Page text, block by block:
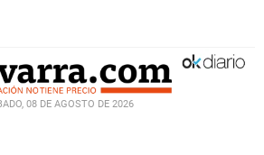
08 DE AGOSTO DE 2026